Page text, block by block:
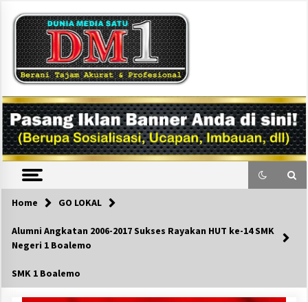
content
DM1
Home GO LOKAL
Alumni Angkatan 2006-2017 Sukses Rayakan HUT ke-14 SMK
Negeri 1 Boalemo
SMK 1 Boalemo